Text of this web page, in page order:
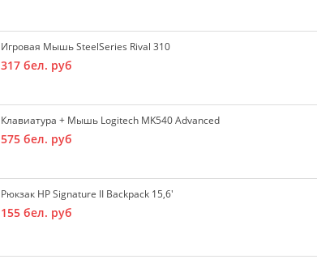
Игровая Мышь SteelSeries Rival 310
317 бел. руб
Клавиатура + Мышь Logitech MK540 Advanced
575 бел. руб
Рюкзак HP Signature II Backpack 15,6'
155 бел. руб